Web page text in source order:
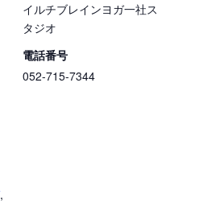
,
イルチブレインヨガ一社ス
タジオ
電話番号
052-715-7344